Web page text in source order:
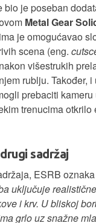
bio je poseban
Metal Gear
je omogućavao
scena (eng.
višestrukih
rublju. Također, i
prebaciti
trenucima
sadržaj
ESRB
uključuje
i krv. U bliskoj
grlo uz snažne